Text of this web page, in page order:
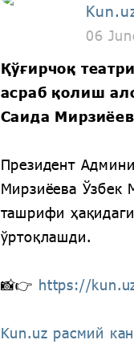
06
Қўғирчоқ
асраб қолиш
Саида
Президент
Мирзиёева Ўзбек
ташрифи
ўртоқлашди.
📸👉 https://
Kun.uz расмий